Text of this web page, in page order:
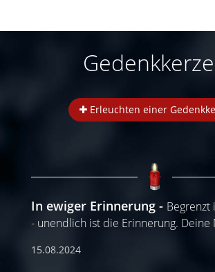
Erleuchten einer
In ewiger Erinnerung
Begrenzt
- unendlich ist die Erinnerung. Deine
15.08.2024